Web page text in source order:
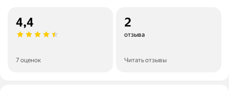
4,4
7 оценок
2
отзыва
Читать отзывы